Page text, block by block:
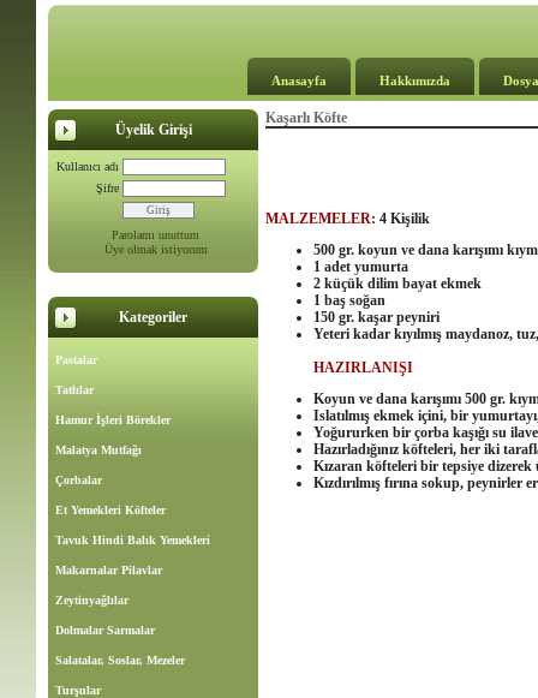
Anasayfa Hakkımızda
Üyelik Girişi
Kullanıcı adı
Şifre
Parolamı unuttum
Üye olmak istiyorum
Kategoriler
Pastalar
Tatlılar
Hamur İşleri Börekler
Malatya Mutfağı
Çorbalar
Et Yemekleri Köfteler
Tavuk Hindi Balık Yemekleri
Makarnalar Pilavlar
Zeytinyağlılar
Dolmalar Sarmalar
Salatalar, Soslar, Mezeler
Turşular
Kaşarlı Köfte
MALZEMELER: 4 Kişilik
500 gr. koyun ve dana karışımı
1 adet yumurta
2 küçük dilim bayat ekmek
1 baş soğan
150 gr. kaşar peyniri
Yeteri kadar kıyılmış maydanoz,
HAZIRLANIŞI
Koyun ve dana karışımı 500 gr.
Islatılmış ekmek içini, bir
Yoğururken bir çorba kaşığı su
Hazırladığınız köfteleri, her iki
Kızaran köfteleri bir tepsiye
Kızdırılmış fırına sokup,